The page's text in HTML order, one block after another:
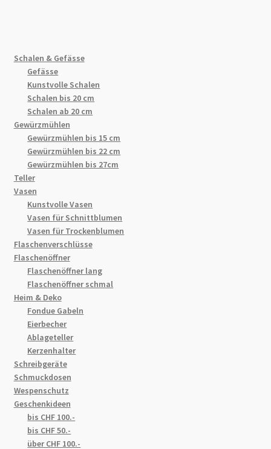
Schalen & Gefässe
Gefässe
Kunstvolle Schalen
Schalen bis 20 cm
Schalen ab 20 cm
Gewürzmühlen
Gewürzmühlen bis 15 cm
Gewürzmühlen bis 22 cm
Gewürzmühlen bis 27cm
Teller
Vasen
Kunstvolle Vasen
Vasen für Schnittblumen
Vasen für Trockenblumen
Flaschenverschlüsse
Flaschenöffner
Flaschenöffner lang
Flaschenöffner schmal
Heim & Deko
Fondue Gabeln
Eierbecher
Ablageteller
Kerzenhalter
Schreibgeräte
Schmuckdosen
Wespenschutz
Geschenkideen
bis CHF 100.-
bis CHF 50.-
über CHF 100.-